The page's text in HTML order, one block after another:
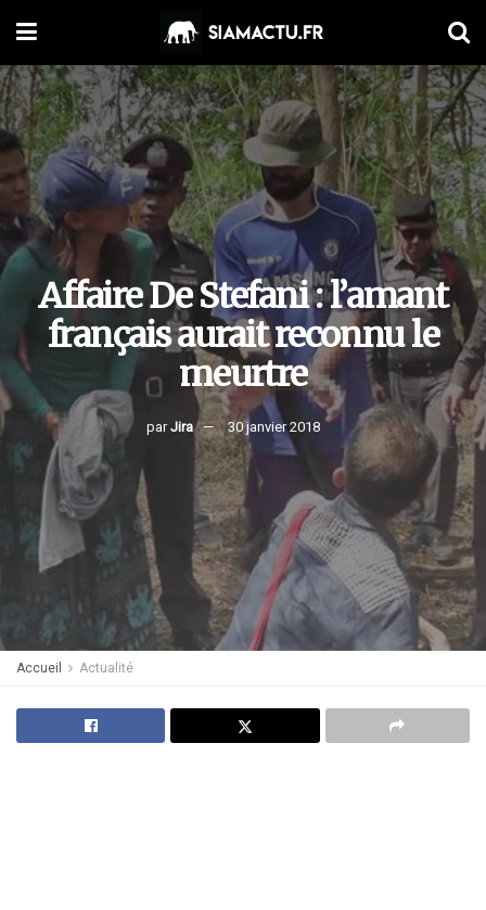
Affaire De Stefani : l’amant
français aurait reconnu le
meurtre
par Jira 30 janvier 2018
Accueil Actualité